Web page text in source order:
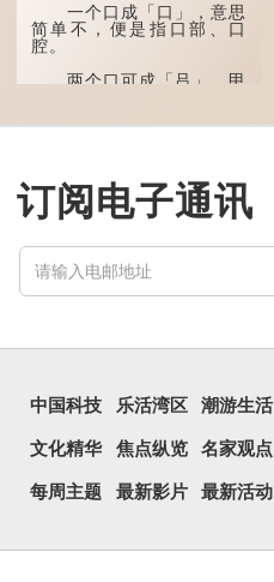
一个口成「口」，意思
简单不，便是指口部、口
腔。
两个口可成「吕」，甲
线把脊椎段串联起来。现代
同「喧」，大声呼叫的意
思。
字用法最为普遍。始见于商
代甲骨文，古字形从三口，
表示众多...
订阅电子通讯
中国科技 乐活湾区 潮游生活
文化精华 焦点纵览 名家观点
每周主题 最新影片 最新活动